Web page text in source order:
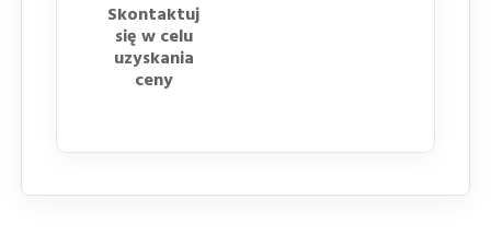
Skontaktuj
się w celu
uzyskania
ceny